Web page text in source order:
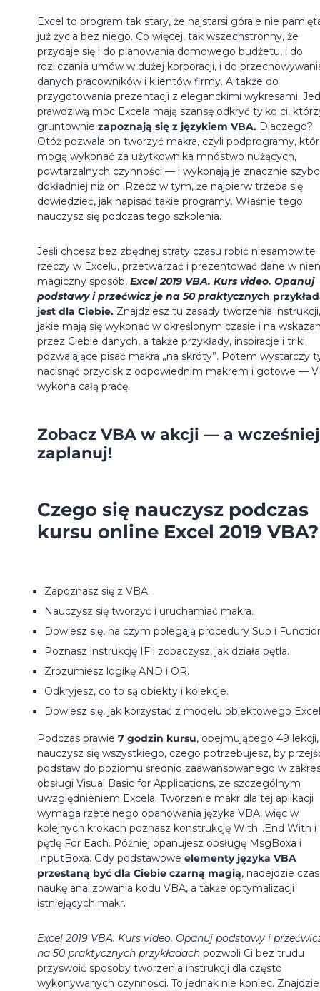
Excel to program tak stary, że najstarsi górale nie
już życia bez niego. Co więcej, tak wszechstronny, że
przydaje się i do planowania domowego budżetu, i do
rozliczania umów w dużej korporacji, i do
danych pracowników i klientów firmy. A także do
przygotowania prezentacji z eleganckimi wykresami.
prawdziwą moc Excela mają szansę odkryć tylko ci,
gruntownie zapoznają się z językiem VBA. Dlaczego?
Otóż pozwala on tworzyć makra, czyli podprogramy,
mogą wykonać za użytkownika mnóstwo nużących,
powtarzalnych czynności — i wykonają je znacznie
dokładniej niż on. Rzecz w tym, że najpierw trzeba się
dowiedzieć, jak napisać takie programy. Właśnie tego
nauczysz się podczas tego szkolenia.
Jeśli chcesz bez zbędnej straty czasu robić niesamowite
rzeczy w Excelu, przetwarzać i prezentować dane w
magiczny sposób, Excel 2019 VBA. Kurs video. Opanuj
podstawy i przećwicz je na 50 praktycznych
jest dla Ciebie. Znajdziesz tu zasady tworzenia instrukcji,
jakie mają się wykonać w określonym czasie i na
przez Ciebie danych, a także przykłady, inspiracje i triki
pozwalające pisać makra „na skróty”. Potem wystarczy
nacisnąć przycisk z odpowiednim makrem i gotowe —
wykona całą pracę.
Zobacz VBA w akcji — a
zaplanuj!
Czego się nauczysz podczas
kursu online Excel 2019 VBA?
Zapoznasz się z VBA.
Nauczysz się tworzyć i uruchamiać makra.
Dowiesz się, na czym polegają procedury Sub i
Poznasz instrukcję IF i zobaczysz, jak działa pętla.
Zrozumiesz logikę AND i OR.
Odkryjesz, co to są obiekty i kolekcje.
Dowiesz się, jak korzystać z modelu obiektowego
Podczas prawie 7 godzin kursu, obejmującego 49 lekcji,
nauczysz się wszystkiego, czego potrzebujesz, by
podstaw do poziomu średnio zaawansowanego w
obsługi Visual Basic for Applications, ze szczególnym
uwzględnieniem Excela. Tworzenie makr dla tej aplikacji
wymaga rzetelnego opanowania języka VBA, więc w
kolejnych krokach poznasz konstrukcję With...End With i
pętlę For Each. Później opanujesz obsługę MsgBoxa i
InputBoxa. Gdy podstawowe elementy języka VBA
przestaną być dla Ciebie czarną magią, nadejdzie
naukę analizowania kodu VBA, a także optymalizacji
istniejących makr.
Excel 2019 VBA. Kurs video. Opanuj podstawy i
na 50 praktycznych przykładach pozwoli Ci bez trudu
przyswoić sposoby tworzenia instrukcji dla często
wykonywanych czynności. To jednak nie koniec.